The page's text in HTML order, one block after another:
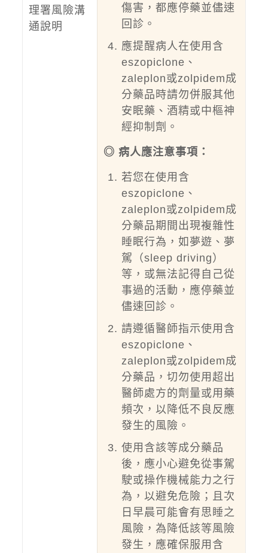
理署風險溝
通說明
傷害，都應停藥並儘速
回診。
應提醒病人在使用含
eszopiclone、
zaleplon或zolpidem成
分藥品時請勿併服其他
安眠藥、酒精或中樞神
經抑制劑。
◎ 病人應注意事項：
若您在使用含
eszopiclone、
zaleplon或zolpidem成
分藥品期間出現複雜性
睡眠行為，如夢遊、夢
駕（sleep driving）
等，或無法記得自己從
事過的活動，應停藥並
儘速回診。
請遵循醫師指示使用含
eszopiclone、
zaleplon或zolpidem成
分藥品，切勿使用超出
醫師處方的劑量或用藥
頻次，以降低不良反應
發生的風險。
使用含該等成分藥品
後，應小心避免從事駕
駛或操作機械能力之行
為，以避免危險；且次
日早晨可能會有思睡之
風險，為降低該等風險
發生，應確保服用含